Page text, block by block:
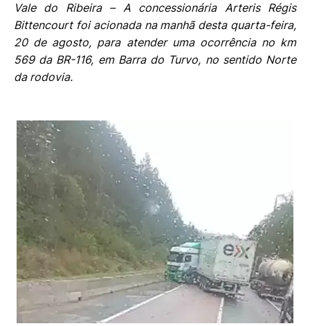
Vale do Ribeira – A concessionária Arteris Régis
Bittencourt foi acionada na manhã desta quarta-feira,
20 de agosto, para atender uma ocorrência no km
569 da BR-116, em Barra do Turvo, no sentido Norte
da rodovia.